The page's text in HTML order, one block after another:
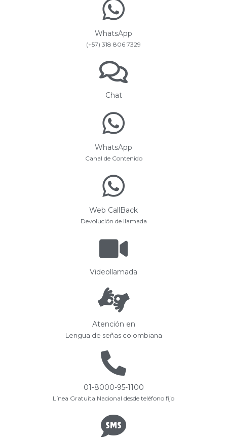
WhatsApp
(+57) 318 806 7329
Chat
WhatsApp
Canal de Contenido
Web CallBack
Devolución de llamada
Videollamada
Atención en
Lengua de señas colombiana
01-8000-95-1100
Línea Gratuita Nacional desde teléfono fijo